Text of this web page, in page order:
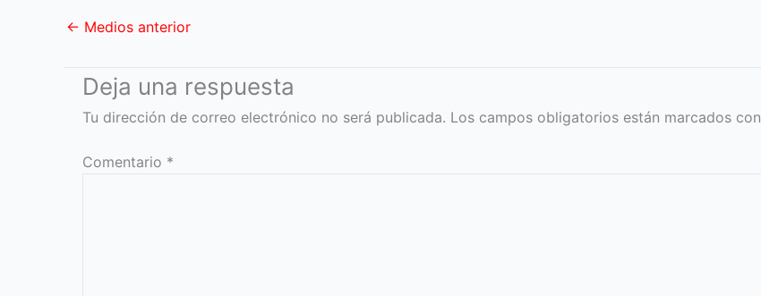
← Medios anterior
Deja una respuesta
Tu dirección de correo electrónico no será publicada. Los campos obligatorios están marcados con
Comentario *